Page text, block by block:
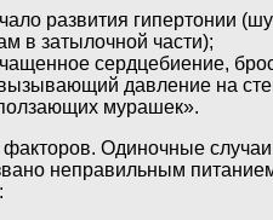
развития гипертонии
в затылочной части);
сердцебиение,
давление на
мурашек».
Одиночные
неправильным